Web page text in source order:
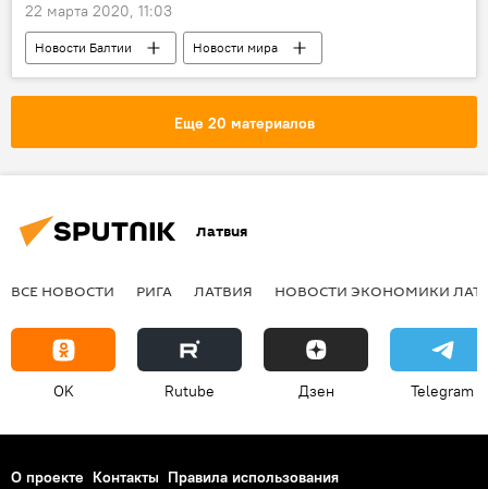
22 марта 2020, 11:03
Новости Балтии
Новости мира
Латвия
Литва Польша
Еще 20 материалов
Латвия
ВСЕ НОВОСТИ РИГА ЛАТВИЯ НОВОСТИ ЭКОНОМИКИ
OK Rutube Дзен Telegram
О проекте Контакты Правила использования